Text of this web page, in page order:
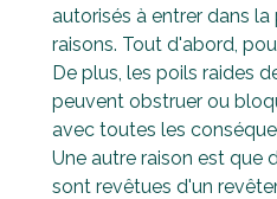
autorisés à entrer dans la
raisons. Tout d'abord,
De plus, les poils raides
peuvent obstruer ou
avec toutes les
Une autre raison est que
sont revêtues d'un